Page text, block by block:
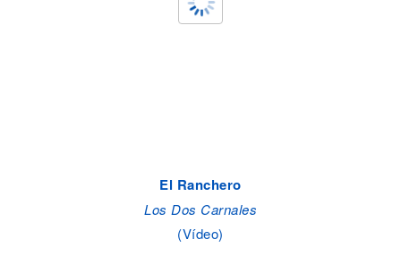
El Ranchero
Los Dos Carnales
(Vídeo)